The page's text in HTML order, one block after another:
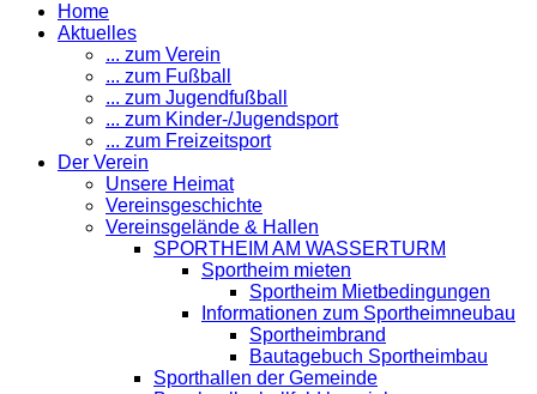
Home
Aktuelles
... zum Verein
... zum Fußball
... zum Jugendfußball
... zum Kinder-/Jugendsport
... zum Freizeitsport
Der Verein
Unsere Heimat
Vereinsgeschichte
Vereinsgelände & Hallen
SPORTHEIM AM WASSERTURM
Sportheim mieten
Sportheim Mietbedingungen
Informationen zum Sportheimneubau
Sportheimbrand
Bautagebuch Sportheimbau
Sporthallen der Gemeinde